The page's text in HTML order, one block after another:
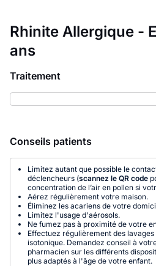
Rhinite Allergique -
ans
Traitement
Conseils patients
Limitez autant que possible le
déclencheurs (scannez le QR code
concentration de l’air en pollen si
Aérez régulièrement votre maison.
Éliminez les acariens de votre
Limitez l'usage d'aérosols.
Ne fumez pas à proximité de votre
Effectuez régulièrement des
isotonique. Demandez conseil à
pharmacien sur les différents
plus adaptés à l'âge de votre enfant.